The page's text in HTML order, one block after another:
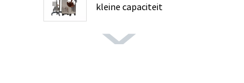
kleine capaciteit